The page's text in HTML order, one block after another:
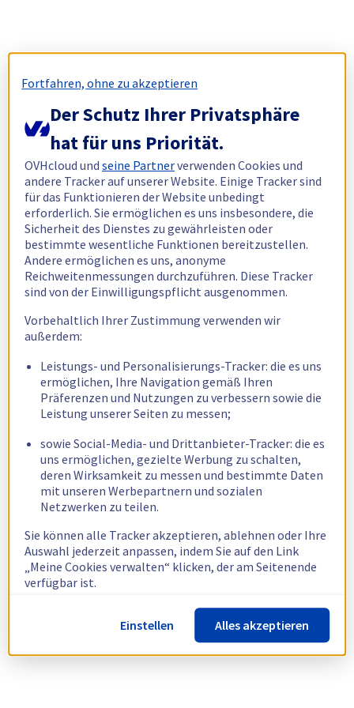
Fortfahren, ohne zu akzeptieren
Der Schutz Ihrer Privatsphäre
hat für uns Priorität.
OVHcloud undseine Partnerverwenden Cookies und
andere Tracker auf unserer Website. Einige Tracker sind
für das Funktionieren der Website unbedingt
erforderlich. Sie ermöglichen es uns insbesondere, die
Sicherheit des Dienstes zu gewährleisten oder
bestimmte wesentliche Funktionen bereitzustellen.
Andere ermöglichen es uns, anonyme
Reichweitenmessungen durchzuführen. Diese Tracker
sind von der Einwilligungspflicht ausgenommen.
Vorbehaltlich Ihrer Zustimmung verwenden wir
außerdem:
Leistungs- und Personalisierungs-Tracker: die es uns
ermöglichen, Ihre Navigation gemäß Ihren
Präferenzen und Nutzungen zu verbessern sowie die
Leistung unserer Seiten zu messen;
sowie Social-Media- und Drittanbieter-Tracker: die es
uns ermöglichen, gezielte Werbung zu schalten,
deren Wirksamkeit zu messen und bestimmte Daten
mit unseren Werbepartnern und sozialen
Netzwerken zu teilen.
Sie können alle Tracker akzeptieren, ablehnen oder Ihre
Auswahl jederzeit anpassen, indem Sie auf den Link
„Meine Cookies verwalten“ klicken, der am Seitenende
verfügbar ist.
Weitere Informationen finden Sie in unsererRichtlinie
zur Verwendung von Cookies.
Einstellen Alles akzeptieren